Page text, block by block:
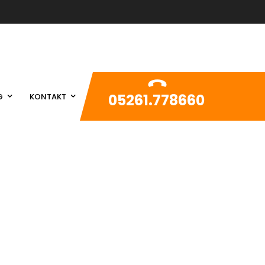
KONTAKT 05261.778660